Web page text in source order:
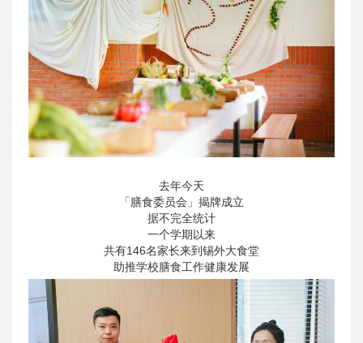
去年今天
「膳食委员会」揭牌成立
据不完全统计
一个学期以来
共有146名家长来到锡外大食堂
助推学校膳食工作健康发展